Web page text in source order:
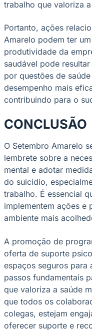
trabalho que valoriza
Portanto, ações
Amarelo podem ter
produtividade da
saudável pode
por questões de
desempenho mais
contribuindo para o
CONCLUSÃO
O Setembro Amarelo
lembrete sobre a
mental e adotar
do suicídio,
trabalho. É essencial
implementem ações e
ambiente mais
A promoção de
oferta de suporte
espaços seguros para
passos fundamentais
que valoriza a saúde
que todos os
colegas, estejam
oferecer suporte e